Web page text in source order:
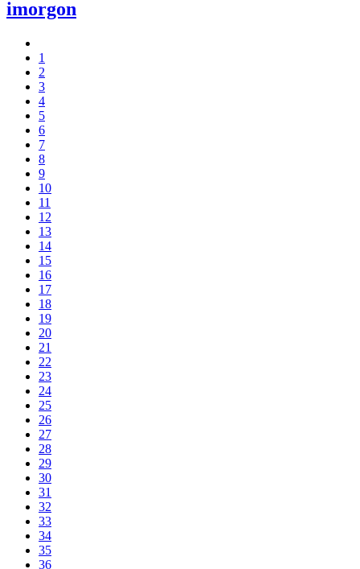
imorgon
1
2
3
4
5
6
7
8
9
10
11
12
13
14
15
16
17
18
19
20
21
22
23
24
25
26
27
28
29
30
31
32
33
34
35
36